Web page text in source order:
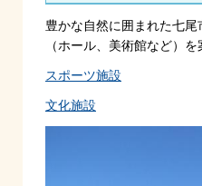
豊かな自然に囲まれた七
（ホール、美術館など）を
スポーツ施設
文化施設